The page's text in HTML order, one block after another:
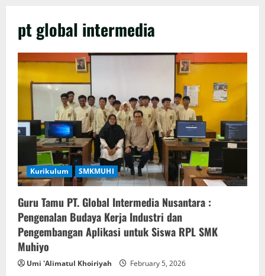
pt global intermedia
Kurikulum SMKMUHI
Guru Tamu PT. Global Intermedia Nusantara :
Pengenalan Budaya Kerja Industri dan
Pengembangan Aplikasi untuk Siswa RPL SMK
Muhiyo
Umi 'Alimatul Khoiriyah February 5, 2026